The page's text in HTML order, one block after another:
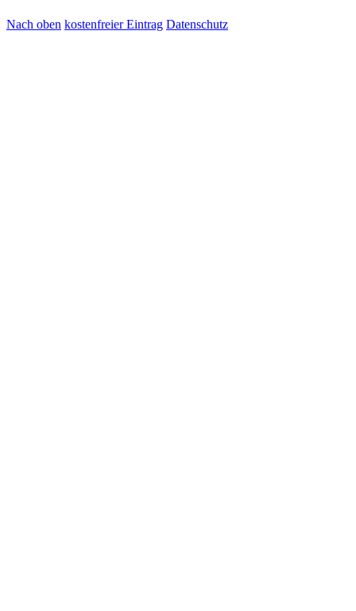
Nach oben kostenfreier Eintrag Datenschutz